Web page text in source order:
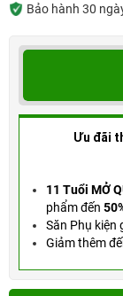
Bảo hành 30
Ưu đãi
11 Tuổi MỞ
phẩm đến
Săn Phụ kiện
Giảm thêm